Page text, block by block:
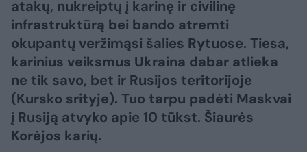
atakų, nukreiptų į karinę ir civilinę
infrastruktūrą bei bando atremti
okupantų veržimąsi šalies Rytuose. Tiesa,
karinius veiksmus Ukraina dabar atlieka
ne tik savo, bet ir Rusijos teritorijoje
(Kursko srityje). Tuo tarpu padėti Maskvai
į Rusiją atvyko apie 10 tūkst. Šiaurės
Korėjos karių.